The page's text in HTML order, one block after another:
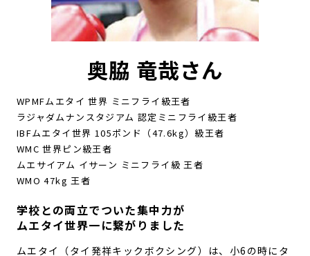
奥脇 竜哉さん
WPMFムエタイ 世界 ミニフライ級王者
ラジャダムナンスタジアム 認定ミニフライ級王者
IBFムエタイ世界 105ポンド（47.6kg）級王者
WMC 世界ピン級王者
ムエサイアム イサーン ミニフライ級 王者
WMO 47kg 王者
学校との両立でついた集中力が
ムエタイ世界一に繋がりました
ムエタイ（タイ発祥キックボクシング）は、小6の時にタ